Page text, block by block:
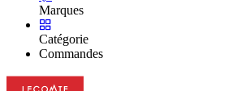
Marques
Catégorie
Commandes